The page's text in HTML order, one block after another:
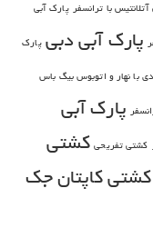
با ترانسفر پارک آبی
پارک آبی دبی پارک
با نهار و اتوبوس بیگ باس
پارک آبی
کشتی تفریحی کشتی
کشتی کاپتان جک